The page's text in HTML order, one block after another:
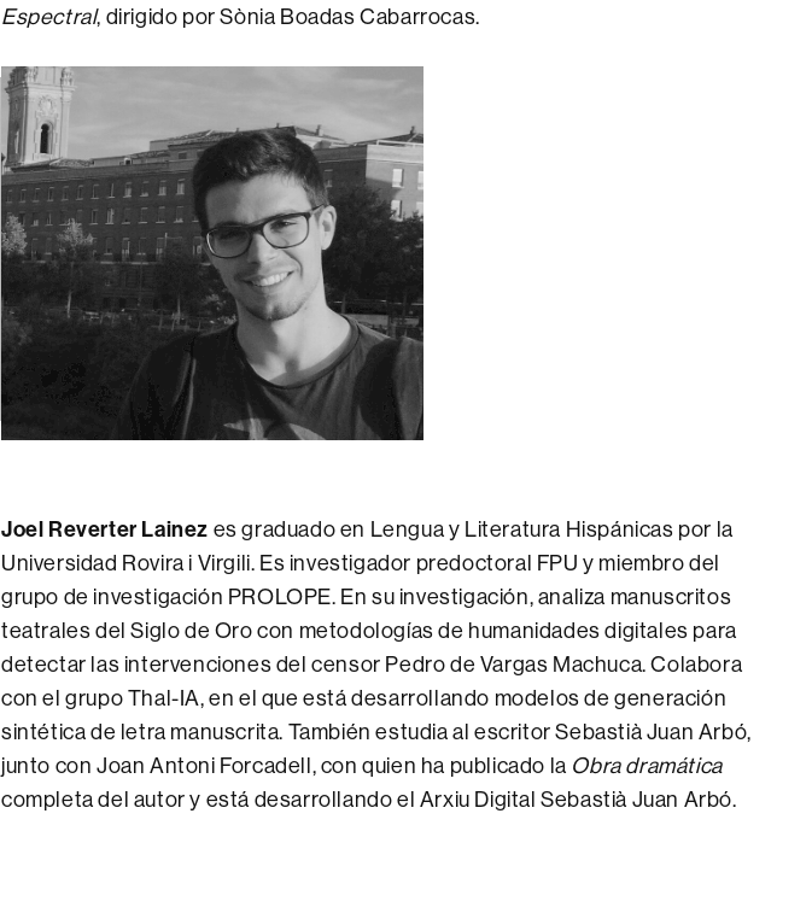
Espectral, dirigido por Sònia Boadas Cabarrocas.
Joel Reverter Lainez es graduado en Lengua y Literatura Hispánicas por la
Universidad Rovira i Virgili. Es investigador predoctoral FPU y miembro del
grupo de investigación PROLOPE. En su investigación, analiza manuscritos
teatrales del Siglo de Oro con metodologías de humanidades digitales para
detectar las intervenciones del censor Pedro de Vargas Machuca. Colabora
con el grupo Thal-IA, en el que está desarrollando modelos de generación
sintética de letra manuscrita. También estudia al escritor Sebastià Juan Arbó,
junto con Joan Antoni Forcadell, con quien ha publicado la Obra dramática
completa del autor y está desarrollando el Arxiu Digital Sebastià Juan Arbó.